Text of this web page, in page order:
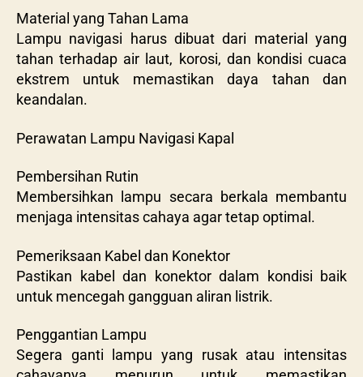
Material yang Tahan Lama
Lampu navigasi harus dibuat dari material yang
tahan terhadap air laut, korosi, dan kondisi cuaca
ekstrem untuk memastikan daya tahan dan
keandalan.
Perawatan Lampu Navigasi Kapal
Pembersihan Rutin
Membersihkan lampu secara berkala membantu
menjaga intensitas cahaya agar tetap optimal.
Pemeriksaan Kabel dan Konektor
Pastikan kabel dan konektor dalam kondisi baik
untuk mencegah gangguan aliran listrik.
Penggantian Lampu
Segera ganti lampu yang rusak atau intensitas